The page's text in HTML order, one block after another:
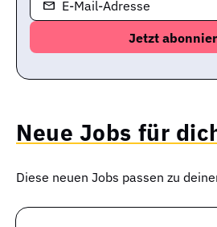
E-Mail-Adresse
Neue Jobs für
Diese neuen Jobs passen zu